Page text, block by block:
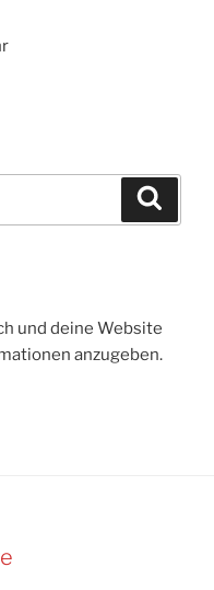
und deine Website
anzugeben.